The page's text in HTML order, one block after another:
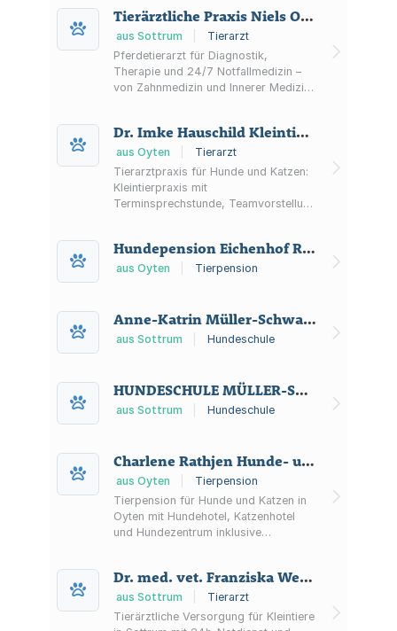
Tierärztliche Praxis Niels Ohlig
aus Sottrum
Tierarzt
Pferdetierarzt für Diagnostik,
Therapie und 24/7 Notfallmedizin –
von Zahnmedizin und Innerer Medizin
Dr. Imke Hauschild Kleintierpraxis
aus Oyten
Tierarzt
Tierarztpraxis für Hunde und Katzen:
Kleintierpraxis mit
Terminsprechstunde, Teamvorstellung
Tierkrankenversicherung.
Hundepension Eichenhof Regine Lanz
aus Oyten Tierpension
Anne-Katrin Müller-Schwarz Hundeschule
aus Sottrum Hundeschule
HUNDESCHULE MÜLLER-SCHWARZ
aus Sottrum Hundeschule
Charlene Rathjen Hunde- und Katzenhotel
aus Oyten
Tierpension
Tierpension für Hunde und Katzen in
Oyten mit Hundehotel, Katzenhotel
und Hundezentrum inklusive
Dr. med. vet. Franziska Werhahn Beining Klinik für Kleintiere Sottrum
aus Sottrum
Tierarzt
Tierärztliche Versorgung für Kleintiere